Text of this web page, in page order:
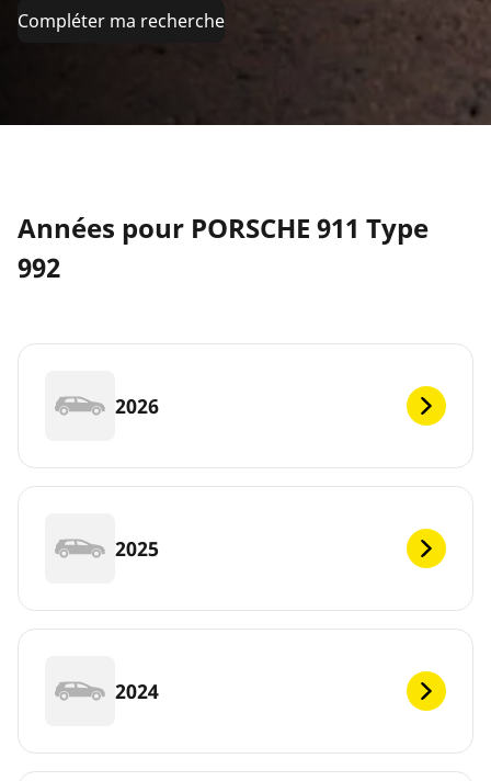
Compléter ma recherche
Années pour PORSCHE 911 Type
992
2026
2025
2024